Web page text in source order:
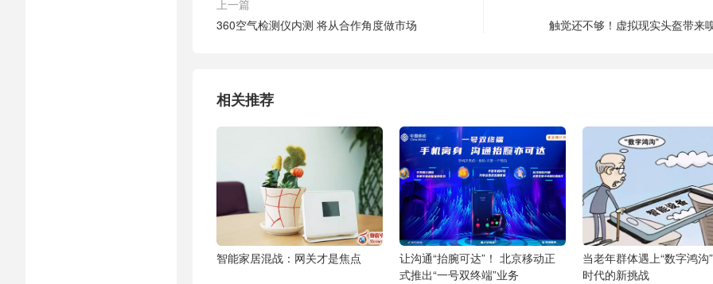
上一篇
360空气检测仪内测 将从合作角度做市场
触觉还不够！虚拟现实头盔带来
相关推荐
智能家居混战：网关才是焦点
让沟通“抬腕可达”！ 北京移动正
式推出“一号双终端”业务
当老年群体遇上“数字鸿沟
时代的新挑战